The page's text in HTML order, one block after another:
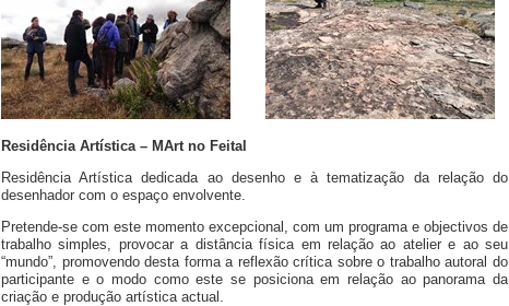
Residência Artística – MArt no Feital
Residência Artística dedicada ao desenho e à tematização da relação do
desenhador com o espaço envolvente.
Pretende-se com este momento excepcional, com um programa e objectivos de
trabalho simples, provocar a distância física em relação ao atelier e ao seu
“mundo”, promovendo desta forma a reflexão crítica sobre o trabalho autoral do
participante e o modo como este se posiciona em relação ao panorama da
criação e produção artística actual.